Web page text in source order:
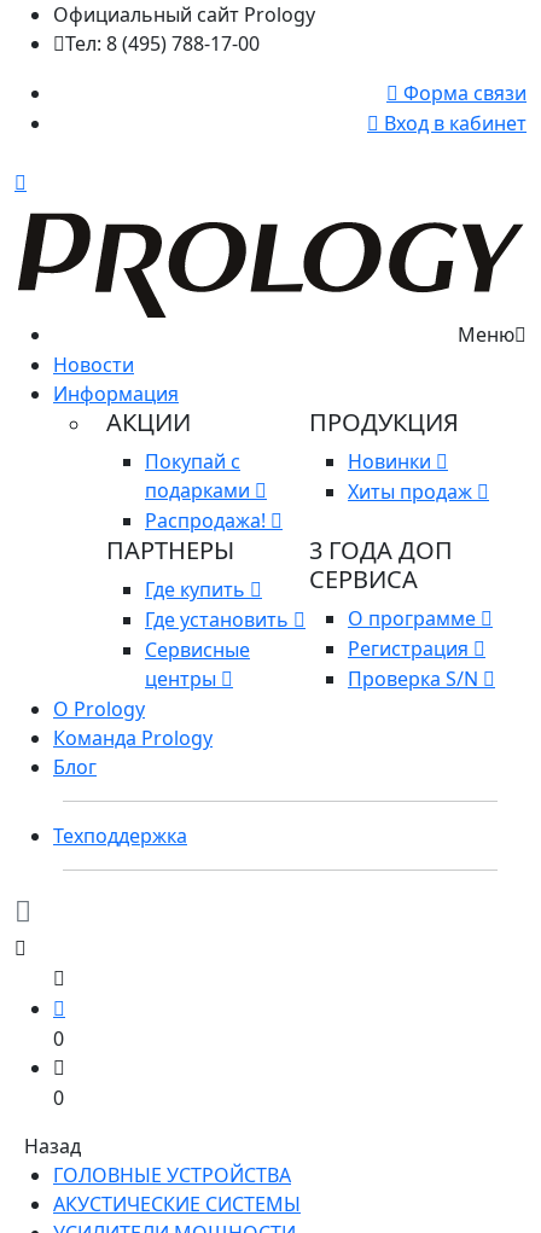
Официальный сайт Prology
Тел: 8 (495) 788-17-00
Форма связи
Вход в кабинет
Меню
Новости
Информация
АКЦИИ
Покупай с
подарками
Распродажа!
ПРОДУКЦИЯ
Новинки
Хиты продаж
ПАРТНЕРЫ
Где купить
Где установить
Сервисные
центры
3 ГОДА ДОП
СЕРВИСА
О программе
Регистрация
Проверка S/N
О Prology
Команда Prology
Блог
Техподдержка
0
0
Назад
ГОЛОВНЫЕ УСТРОЙСТВА
АКУСТИЧЕСКИЕ СИСТЕМЫ